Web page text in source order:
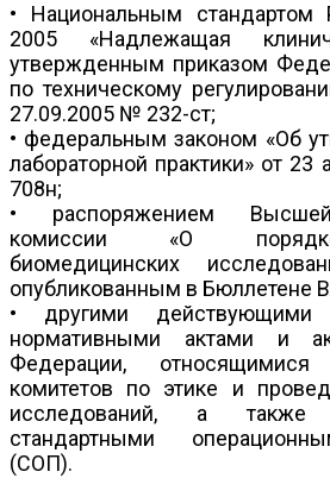
• Национальным
2005 «Надлежащая
утвержденным приказом
по техническому
27.09.2005 № 232-ст;
• федеральным законом «Об
лабораторной практики» от 23
708н;
• распоряжением Высшей
комиссии «О
биомедицинских
опубликованным в Бюллетене
• другими действующими
нормативными актами и
Федерации,
комитетов по этике и
исследований, а
стандартными
(СОП).